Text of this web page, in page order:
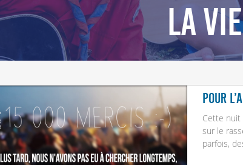
LA
Pour
Cette nuit
sur le
parfois,